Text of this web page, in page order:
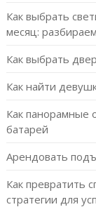
Как выбрать
месяц:
Как выбрать
Как найти
Как панорамные
батарей
Арендовать
Как превратить
стратегии для